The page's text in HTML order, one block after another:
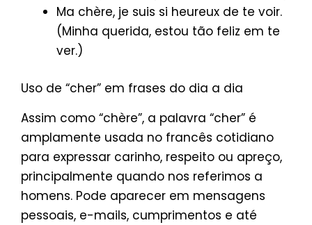
Ma chère, je suis si heureux de te voir.
(Minha querida, estou tão feliz em te
ver.)
Uso de “cher” em frases do dia a dia
Assim como “chère”, a palavra “cher” é
amplamente usada no francês cotidiano
para expressar carinho, respeito ou apreço,
principalmente quando nos referimos a
homens. Pode aparecer em mensagens
pessoais, e-mails, cumprimentos e até